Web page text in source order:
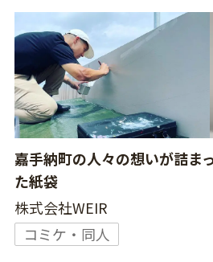
嘉手納町の人々の想いが詰ま
た紙袋
株式会社WEIR
コミケ・同人